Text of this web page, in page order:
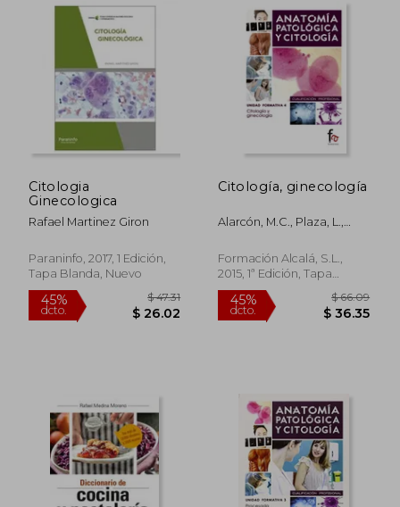
45%
dcto.
Citologia
Ginecologica
Rafael Martinez Giron
Paraninfo, 2017, 1 Edición,
Tapa Blanda, Nuevo
45%
dcto. $ 26.02
Citología, ginecología
Alarcón, M.C., Plaza, L.,
Formación Alcalá, S.L.,
2015, 1ª Edición, Tapa
Blanda, Nuevo
45%
dcto.